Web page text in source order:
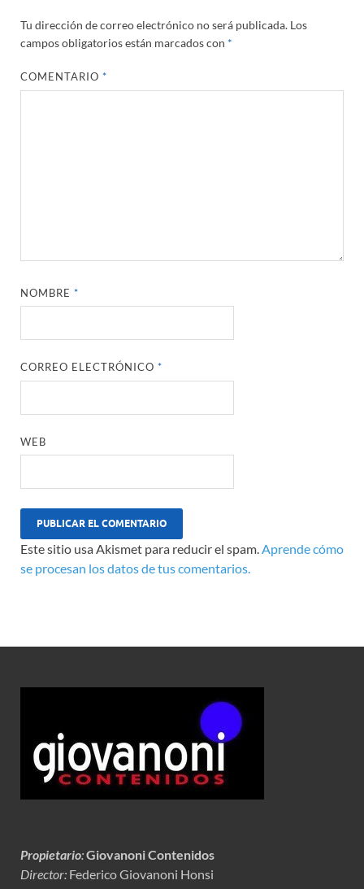
Tu dirección de correo electrónico no será publicada. Los
campos obligatorios están marcados con *
COMENTARIO*
NOMBRE*
CORREO ELECTRÓNICO*
WEB
Este sitio usa Akismet para reducir el spam.Aprende cómo
se procesan los datos de tus comentarios.
Propietario:Giovanoni Contenidos
Director: Federico Giovanoni Honsi